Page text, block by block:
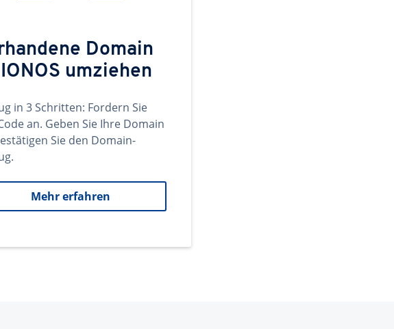
Domain
umziehen
in 3 Schritten: Fordern Sie
an. Geben Sie Ihre Domain
Sie den Domain-
Mehr erfahren